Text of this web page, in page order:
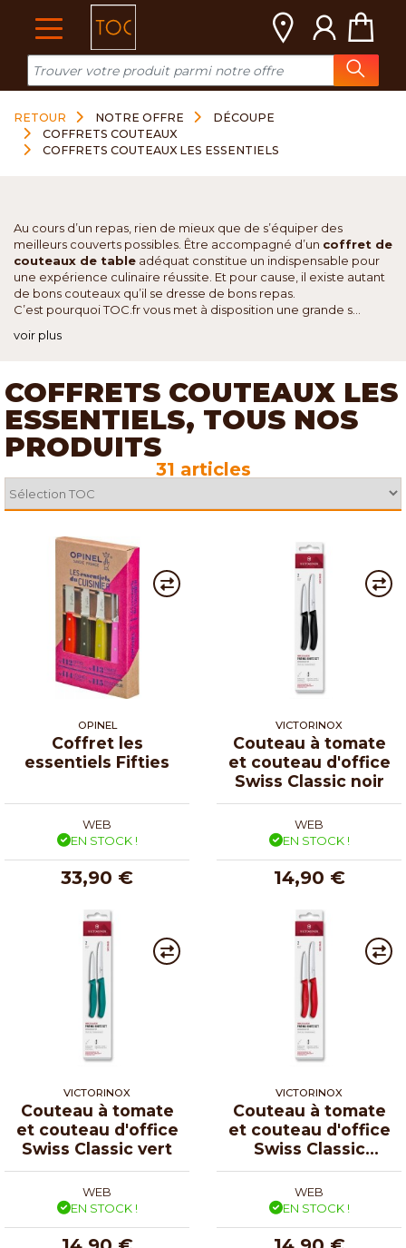
RETOUR NOTRE OFFRE
DÉCOUPE
COFFRETS COUTEAUX
COFFRETS COUTEAUX LES ESSENTIELS
Au cours d’un repas, rien de mieux que de s’équiper des
meilleurs couverts possibles. Être accompagné d’un coffret de
couteaux de table adéquat constitue un indispensable pour
une expérience culinaire réussite. Et pour cause, il existe autant
de bons couteaux qu’il se dresse de bons repas.
C’est pourquoi TOC.fr vous met à disposition une grande s...
voir plus
COFFRETS COUTEAUX LES
ESSENTIELS, TOUS NOS
PRODUITS
31 articles
OPINEL
Coffret les
essentiels Fifties
WEB
EN STOCK !
33,90 €
VICTORINOX
Couteau à tomate
et couteau d'office
Swiss Classic noir
WEB
EN STOCK !
14,90 €
VICTORINOX
Couteau à tomate
et couteau d'office
Swiss Classic vert
WEB
EN STOCK !
VICTORINOX
Couteau à tomate
et couteau d'office
Swiss Classic
rouge
WEB
EN STOCK !
Cookies management panel